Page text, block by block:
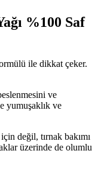
%100 Saf
ile dikkat çeker.
ve
yumuşaklık ve
değil, tırnak bakımı
üzerinde de olumlu